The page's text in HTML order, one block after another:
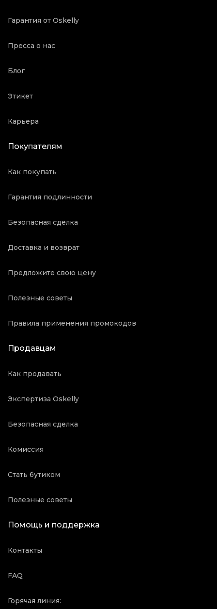
Гарантия от Oskelly
Пресса о нас
Блог
Этикет
Карьера
Покупателям
Как покупать
Гарантия подлинности
Безопасная сделка
Доставка и возврат
Предложите свою цену
Полезные советы
Правила применения промокодов
Продавцам
Как продавать
Экспертиза Oskelly
Безопасная сделка
Комиссия
Стать бутиком
Полезные советы
Помощь и поддержка
Контакты
FAQ
Горячая линия: